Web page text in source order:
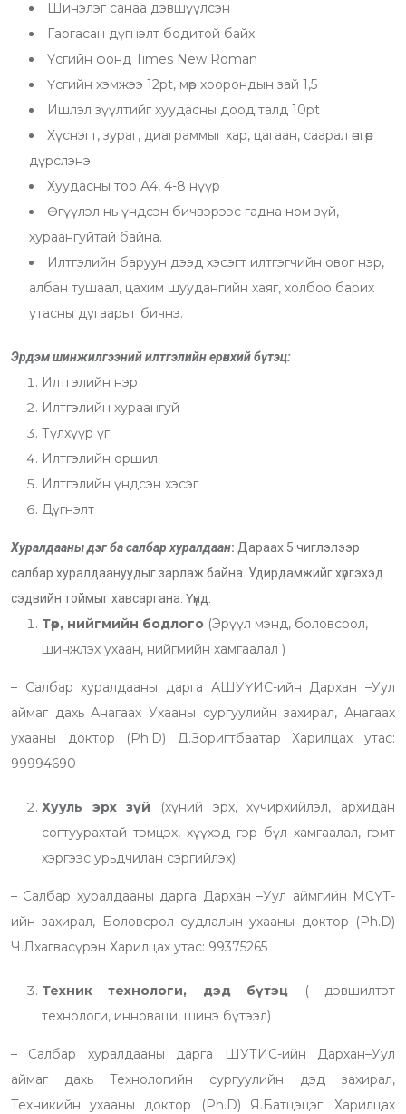
Шинэлэг санаа дэвшүүлсэн
Гаргасан дүгнэлт бодитой байх
Үсгийн фонд Times New Roman
Үсгийн хэмжээ 12pt, мөр хоорондын зай 1,5
Ишлэл зүүлтийг хуудасны доод талд 10pt
Хүснэгт, зураг, диаграммыг хар, цагаан, саарал өнгөөр
дүрслэнэ
Хуудасны тоо А4, 4-8 нүүр
Өгүүлэл нь үндсэн бичвэрээс гадна ном зүй,
хураангуйтай байна.
Илтгэлийн баруун дээд хэсэгт илтгэгчийн овог нэр,
албан тушаал, цахим шуудангийн хаяг, холбоо барих
утасны дугаарыг бичнэ.
Эрдэм шинжилгээний илтгэлийн ерөнхий бүтэц:
Илтгэлийн нэр
Илтгэлийн хураангуй
Түлхүүр үг
Илтгэлийн оршил
Илтгэлийн үндсэн хэсэг
Дүгнэлт
Хуралдааны дэг ба салбар хуралдаан: Дараах 5 чиглэлээр
салбар хуралдаануудыг зарлаж байна. Удирдамжийг хүргэхэд
сэдвийн тоймыг хавсаргана. Үүнд:
Төр, нийгмийн бодлого (Эрүүл мэнд, боловсрол,
шинжлэх ухаан, нийгмийн хамгаалал )
– Салбар хуралдааны дарга АШУҮИС-ийн Дархан –Уул
аймаг дахь Анагаах Ухааны сургуулийн захирал, Анагаах
ухааны доктор (Ph.D) Д.Зоригтбаатар Харилцах утас:
99994690
Хууль эрх зүй (хүний эрх, хүчирхийлэл, архидан
согтуурахтай тэмцэх, хүүхэд гэр бүл хамгаалал, гэмт
хэргээс урьдчилан сэргийлэх)
– Салбар хуралдааны дарга Дархан –Уул аймгийн МСҮТ-
ийн захирал, Боловсрол судлалын ухааны доктор (Ph.D)
Ч.Лхагвасүрэн Харилцах утас: 99375265
Техник технологи, дэд бүтэц ( дэвшилтэт
технологи, инноваци, шинэ бүтээл)
– Салбар хуралдааны дарга ШУТИС-ийн Дархан–Уул
аймаг дахь Технологийн сургуулийн дэд захирал,
Техникийн ухааны доктор (Ph.D) Я.Батцэцэг: Харилцах